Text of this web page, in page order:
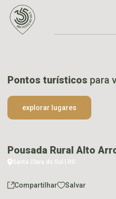
Pontos turísticos para
explorar lugares
Pousada Rural Alto
Santa Clara do Sul | RS
Compartilhar Salvar